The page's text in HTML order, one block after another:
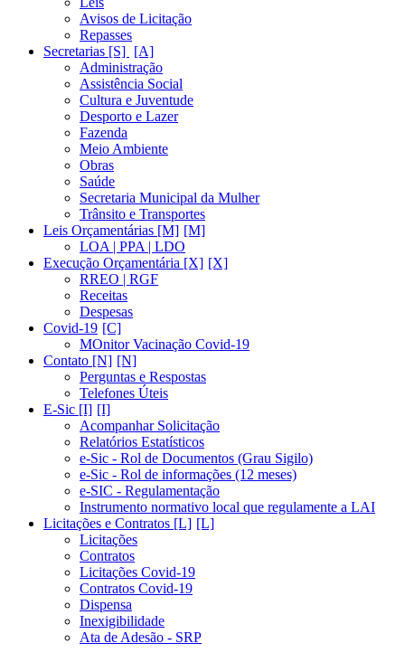
Avisos de Licitação
Repasses
Secretarias [S]
Administração
Assistência Social
Cultura e Juventude
Desporto e Lazer
Fazenda
Meio Ambiente
Obras
Saúde
Secretaria Municipal da Mulher
Trânsito e Transportes
Leis Orçamentárias [M]
LOA | PPA | LDO
Execução Orçamentária [X]
RREO | RGF
Receitas
Despesas
Covid-19
MOnitor Vacinação Covid-19
Contato [N]
Perguntas e Respostas
Telefones Úteis
E-Sic [I]
Acompanhar Solicitação
Relatórios Estatísticos
e-Sic - Rol de Documentos (Grau Sigilo)
e-Sic - Rol de informações (12 meses)
e-SIC - Regulamentação
Instrumento normativo local que regulamente a LAI
Licitações e Contratos [L]
Licitações
Contratos
Licitações Covid-19
Contratos Covid-19
Dispensa
Inexigibilidade
Ata de Adesão - SRP